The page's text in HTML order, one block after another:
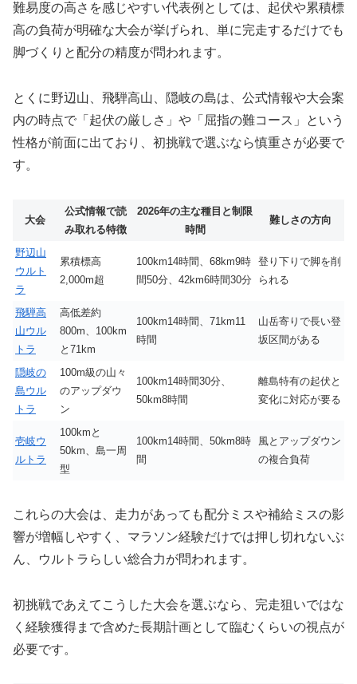
難易度の高さを感じやすい代表例としては、起伏や累積標
高の負荷が明確な大会が挙げられ、単に完走するだけでも
脚づくりと配分の精度が問われます。
とくに野辺山、飛騨高山、隠岐の島は、公式情報や大会案
内の時点で「起伏の厳しさ」や「屈指の難コース」という
性格が前面に出ており、初挑戦で選ぶなら慎重さが必要で
す。
大会
公式情報で読
み取れる特徴
2026年の主な種目と制限
時間
難しさの方向
野辺山
ウルト
ラ
累積標高
2,000m超
100km14時間、68km9時
間50分、42km6時間30分
登り下りで脚を削
られる
飛騨高
山ウル
トラ
高低差約
800m、100km
と71km
100km14時間、71km11
時間
山岳寄りで長い登
坂区間がある
隠岐の
島ウル
トラ
100m級の山々
のアップダウ
ン
100km14時間30分、
50km8時間
離島特有の起伏と
変化に対応が要る
壱岐ウ
ルトラ
100kmと
50km、島一周
型
100km14時間、50km8時
間
風とアップダウン
の複合負荷
これらの大会は、走力があっても配分ミスや補給ミスの影
響が増幅しやすく、マラソン経験だけでは押し切れないぶ
ん、ウルトラらしい総合力が問われます。
初挑戦であえてこうした大会を選ぶなら、完走狙いではな
く経験獲得まで含めた長期計画として臨むくらいの視点が
必要です。